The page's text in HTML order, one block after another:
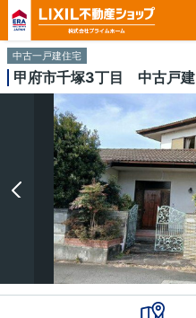
中古一戸建住宅
甲府市千塚3丁目 中古戸建